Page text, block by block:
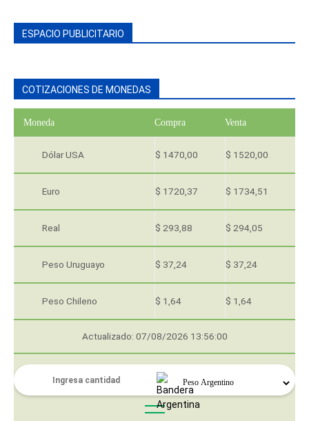
ESPACIO PUBLICITARIO
COTIZACIONES DE MONEDAS
Moneda Compra Venta
Dólar USA $ 1470,00 $ 1520,00
Euro $ 1720,37 $ 1734,51
Real $ 293,88 $ 294,05
Peso Uruguayo $ 37,24 $ 37,24
Peso Chileno $ 1,64 $ 1,64
Actualizado: 07/08/2026 13:56:00